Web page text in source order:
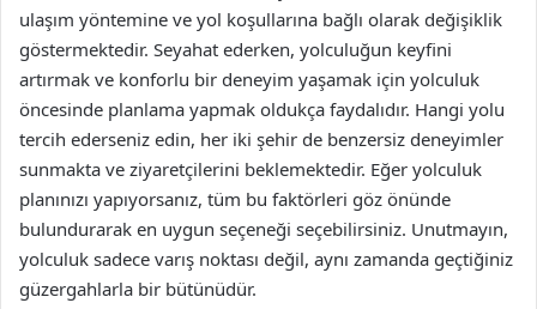
ulaşım yöntemine ve yol koşullarına bağlı olarak değişiklik
göstermektedir. Seyahat ederken, yolculuğun keyfini
artırmak ve konforlu bir deneyim yaşamak için yolculuk
öncesinde planlama yapmak oldukça faydalıdır. Hangi yolu
tercih ederseniz edin, her iki şehir de benzersiz deneyimler
sunmakta ve ziyaretçilerini beklemektedir. Eğer yolculuk
planınızı yapıyorsanız, tüm bu faktörleri göz önünde
bulundurarak en uygun seçeneği seçebilirsiniz. Unutmayın,
yolculuk sadece varış noktası değil, aynı zamanda geçtiğiniz
güzergahlarla bir bütünüdür.